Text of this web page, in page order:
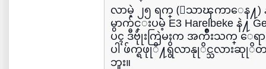
လာမဲ့ ၂၅ ရက္ (ေသာၾကာေန႔)
မွာက်င္းပမဲ့ E3 Harelbeke နဲ႔
ပၚ ဒီဗုုံးကြဲမႈက အက်ဳိးသက္ ေရာ
ပါ ဖ်က္ရဖုုိ႔ရွိလာနုုိင္သလားဆုုိတ
ဘူး။